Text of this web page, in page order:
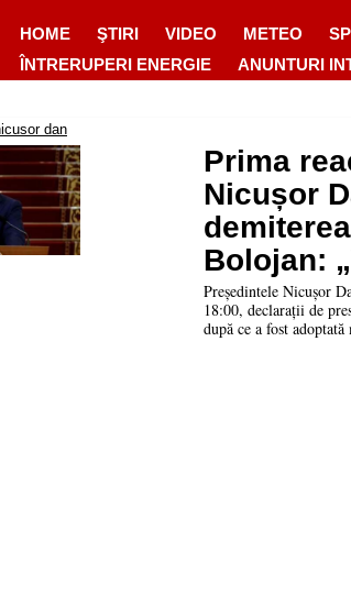
HOME ŞTIRI VIDEO METEO
ÎNTRERUPERI ENERGIE
ANUNTURI
dan
Prima
Nicușor
Bolojan:
un
Președintele Nicușor
18:00, declarații de
după ce a fost